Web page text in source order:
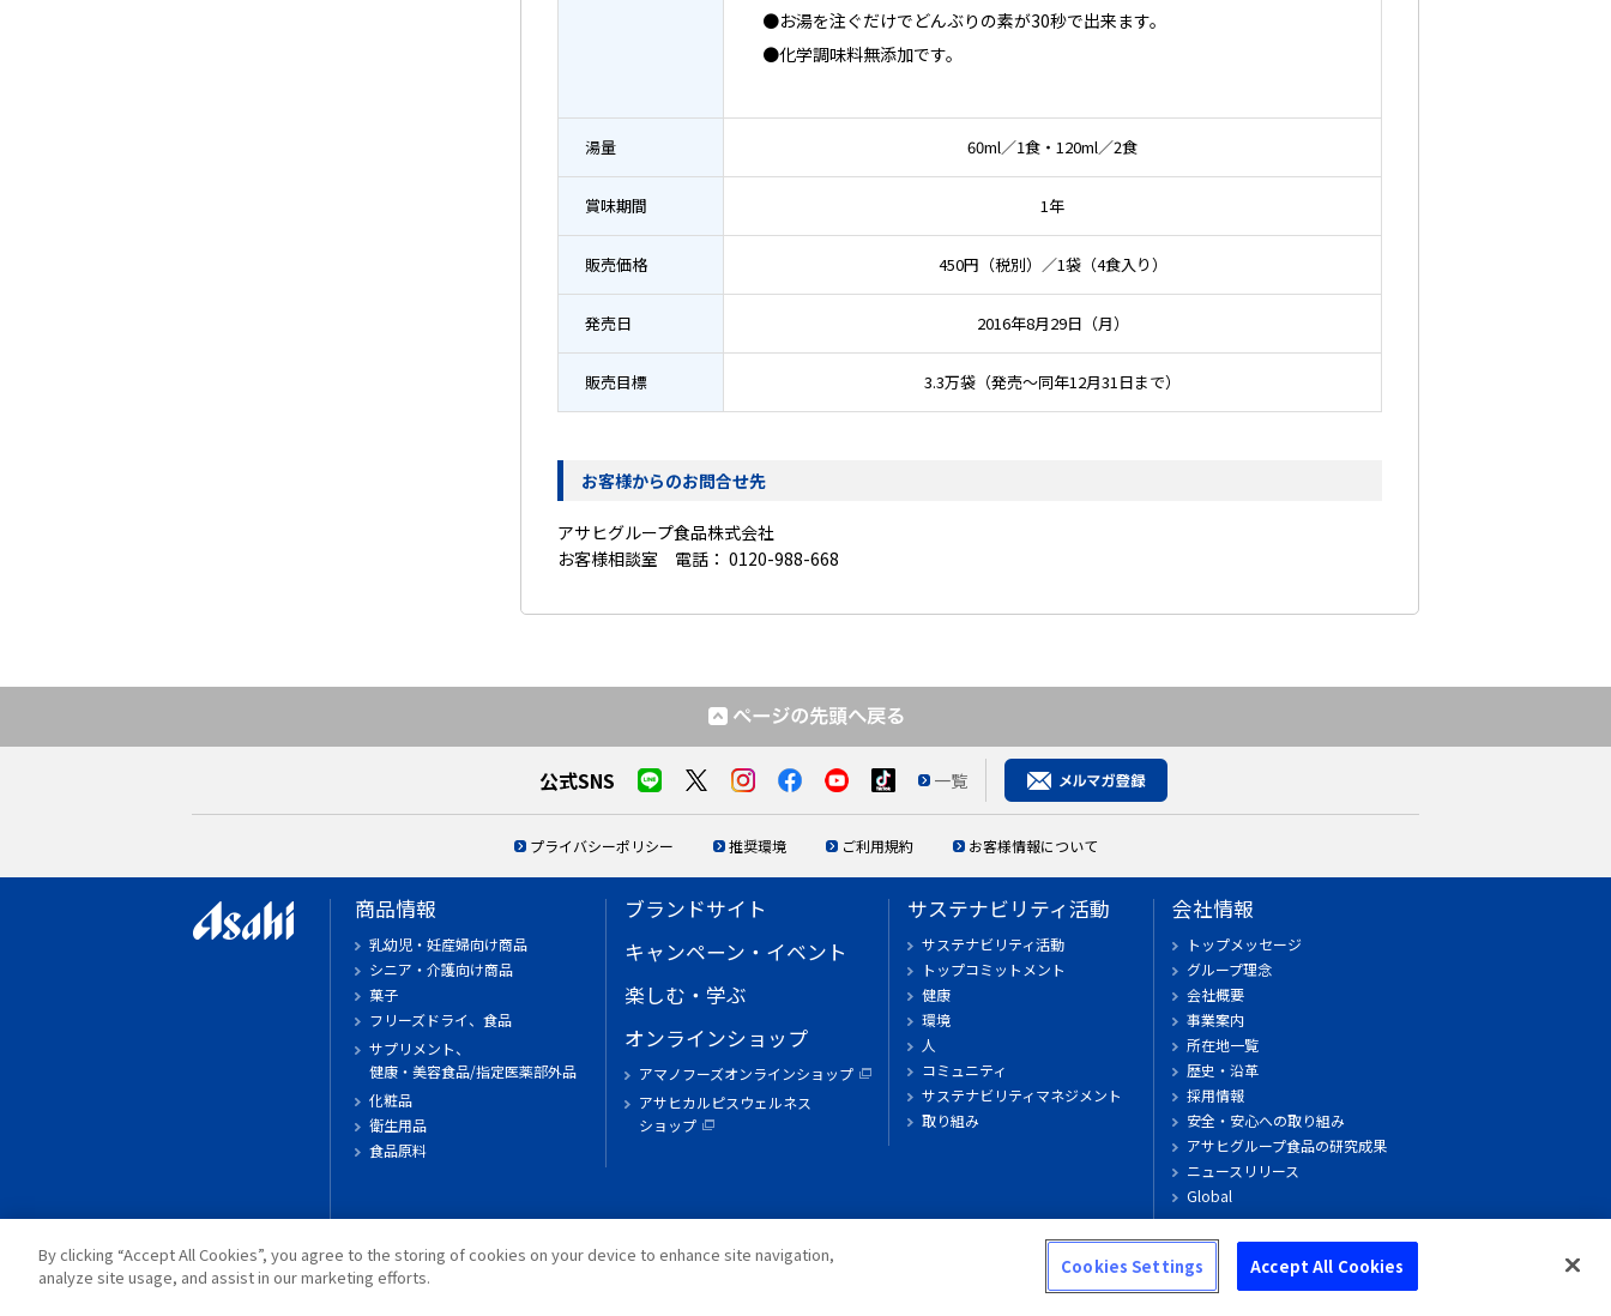
●お湯を注ぐだけでどんぶりの素が30秒で出来ます。
●化学調味料無添加です。
湯量 60ml／1食・120ml／2食
賞味期間 1年
販売価格 450円（税別）／1袋（4食入り）
発売日 2016年8月29日（月）
販売目標 3.3万袋（発売～同年12月31日まで）
お客様からのお問合せ先
アサヒグループ食品株式会社
お客様相談室 電話： 0120-988-668
公式SNS 一覧
プライバシーポリシー 推奨環境 ご利用規約 お客様情報について
商品情報
乳幼児・妊産婦向け商品
シニア・介護向け商品
菓子
フリーズドライ、食品
サプリメント、
健康・美容食品/指定医薬部外品
化粧品
衛生用品
食品原料
ブランドサイト
キャンペーン・イベント
楽しむ・学ぶ
オンラインショップ
アマノフーズオンラインショップ
アサヒカルピスウェルネス
ショップ
サステナビリティ活動
サステナビリティ活動
トップコミットメント
健康
環境
人
コミュニティ
サステナビリティマネジメント
取り組み
会社情報
トップメッセージ
グループ理念
会社概要
事業案内
所在地一覧
歴史・沿革
採用情報
安全・安心への取り組み
アサヒグループ食品の研究成果
ニュースリリース
Global
By clicking “Accept All Cookies”, you agree to the storing of cookies on your device to enhance site navigation,
analyze site usage, and assist in our marketing efforts.
Cookies Settings Accept All Cookies